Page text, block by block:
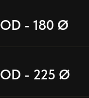
OD - 180 Ø
OD - 225 Ø